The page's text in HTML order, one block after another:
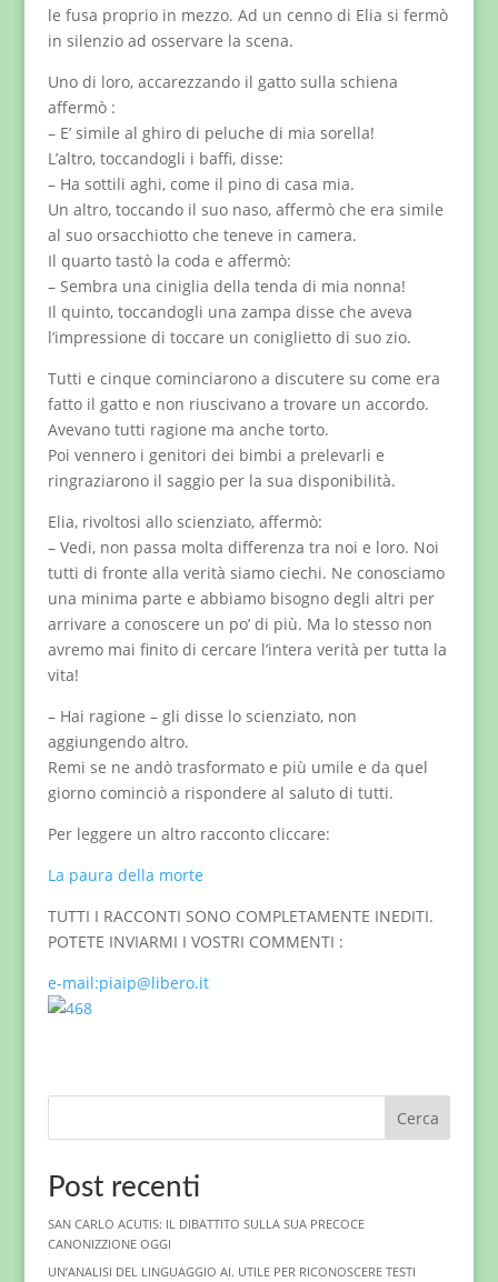
le fusa proprio in mezzo. Ad un cenno di Elia si fermò
in silenzio ad osservare la scena.
Uno di loro, accarezzando il gatto sulla schiena
affermò :
– E’ simile al ghiro di peluche di mia sorella!
L’altro, toccandogli i baffi, disse:
– Ha sottili aghi, come il pino di casa mia.
Un altro, toccando il suo naso, affermò che era simile
al suo orsacchiotto che teneve in camera.
Il quarto tastò la coda e affermò:
– Sembra una ciniglia della tenda di mia nonna!
Il quinto, toccandogli una zampa disse che aveva
l’impressione di toccare un coniglietto di suo zio.
Tutti e cinque cominciarono a discutere su come era
fatto il gatto e non riuscivano a trovare un accordo.
Avevano tutti ragione ma anche torto.
Poi vennero i genitori dei bimbi a prelevarli e
ringraziarono il saggio per la sua disponibilità.
Elia, rivoltosi allo scienziato, affermò:
– Vedi, non passa molta differenza tra noi e loro. Noi
tutti di fronte alla verità siamo ciechi. Ne conosciamo
una minima parte e abbiamo bisogno degli altri per
arrivare a conoscere un po’ di più. Ma lo stesso non
avremo mai finito di cercare l’intera verità per tutta la
vita!
– Hai ragione – gli disse lo scienziato, non
aggiungendo altro.
Remi se ne andò trasformato e più umile e da quel
giorno cominciò a rispondere al saluto di tutti.
Per leggere un altro racconto cliccare:
La paura della morte
TUTTI I RACCONTI SONO COMPLETAMENTE INEDITI.
POTETE INVIARMI I VOSTRI COMMENTI :
e-mail:piaip@libero.it
Cerca
Post recenti
SAN CARLO ACUTIS: IL DIBATTITO SULLA SUA PRECOCE
CANONIZZIONE OGGI
UN’ANALISI DEL LINGUAGGIO AI. UTILE PER RICONOSCERE TESTI